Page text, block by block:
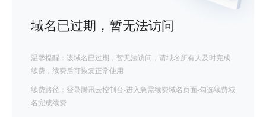
域名已过期，暂无法访问
温馨提醒：该域名已过期，暂无法访问，请域名所有人及时完成
续费，续费后可恢复正常使用
续费路径：登录腾讯云控制台-进入急需续费域名页面-勾选续费域
名完成续费